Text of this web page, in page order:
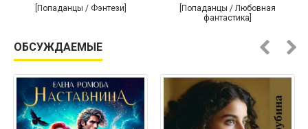
[Попаданцы / Фэнтези]
[Попаданцы / Любовная
фантастика]
ОБСУЖДАЕМЫЕ